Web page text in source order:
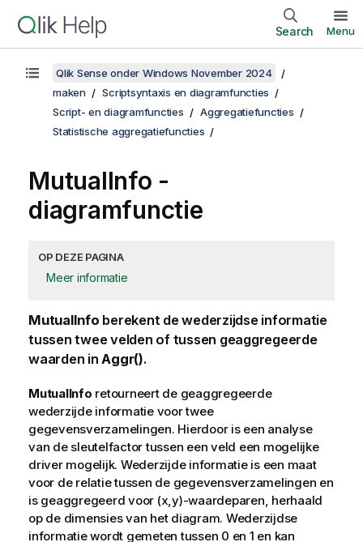
Search Menu
Qlik Sense onder Windows November 2024
maken
Scriptsyntaxis en diagramfuncties
Script- en diagramfuncties
Aggregatiefuncties
Statistische aggregatiefuncties
MutualInfo -
diagramfunctie
OP DEZE PAGINA
Meer informatie
MutualInfo berekent de wederzijdse informatie
tussen twee velden of tussen geaggregeerde
waarden inAggr().
MutualInfo retourneert de geaggregeerde
wederzijde informatie voor twee
gegevensverzamelingen. Hierdoor is een analyse
van de sleutelfactor tussen een veld een mogelijke
driver mogelijk. Wederzijde informatie is een maat
voor de relatie tussen de gegevensverzamelingen en
is geaggregeerd voor (x,y)-waardeparen, herhaald
op de dimensies van het diagram. Wederzijdse
informatie wordt gemeten tussen 0 en 1 en kan